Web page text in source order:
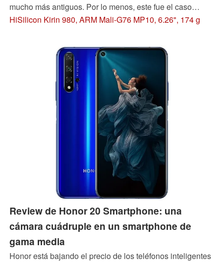
mucho más antiguos. Por lo menos, este fue el caso
antes de que la subsidiaria comenzara a fortalecer su
fue la primera en introducir una cámara de 48-MP en el
Honor V20. Pero la Nova 5T de Huawei es realmente una
Honor 20. De esta manera, Huawei puede seguir
utilizando los servicios de Google, ya que la Honor 20 fue
introducida en el mercado antes de la fecha límite en los
HiSilicon Kirin 980, ARM Mali-G76 MP10, 6.26", 174 g
Review de Honor 20 Smartphone: una
cámara cuádruple en un smartphone de
gama media
Honor está bajando el precio de los teléfonos inteligentes